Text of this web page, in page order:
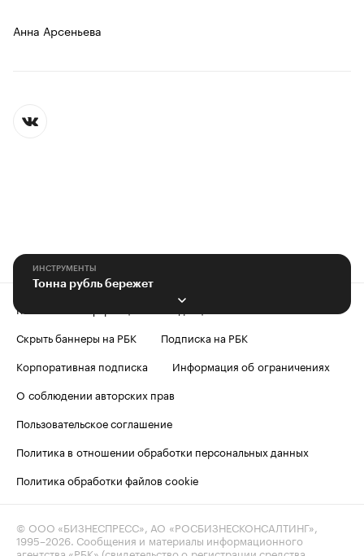
Анна Арсеньева
ИНСТРУМЕНТЫ
Тонна рубль бережет
Контактная информация
Скрыть баннеры на РБК
Подписка на РБК
Корпоративная подписка
Информация об ограничениях
О соблюдении авторских прав
Пользовательское соглашение
Политика в отношении обработки персональных данных
Политика обработки файлов cookie
© ООО «БИЗНЕСПРЕСС», АО «РОСБИЗНЕСКОНСАЛТИНГ»,
1995–2026. Сообщения и материалы информационного